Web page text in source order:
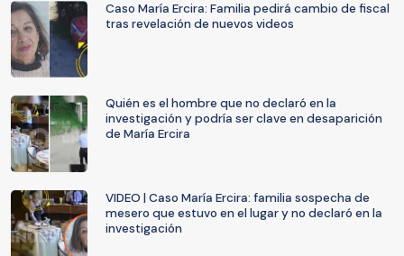
Caso María Ercira: Familia pedirá cambio de fiscal
tras revelación de nuevos videos
Quién es el hombre que no declaró en la
investigación y podría ser clave en desaparición
de María Ercira
VIDEO | Caso María Ercira: familia sospecha de
mesero que estuvo en el lugar y no declaró en la
investigación